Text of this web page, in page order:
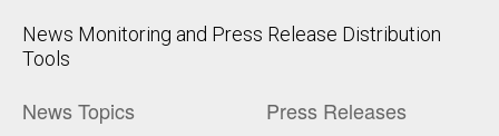
News Monitoring and Press Release Distribution
Tools
News Topics Press Releases